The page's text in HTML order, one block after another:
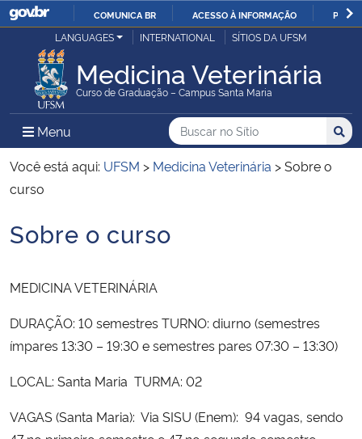
IR
O
COMUNICA BR ACESSO À INFORMAÇÃO
Ministério da Justiça e Segurança Pública
Ministério da Defesa
Ministério das Relações Exteriores
Ministério da Infraestrutura
Ministério da Agricultura, Pecuária e Abastecimento
Ministério da Educação
Ministério da Cidadania
Ministério da Saúde
LANGUAGES INTERNATIONAL SÍTIOS DA UFSM
Medicina Veterinária
Curso de Graduação – Campus Santa Maria
Menu Menu Principal do Sítio
Busca
Buscar no no Sítio
Busca:
Você está aqui: UFSM > Medicina Veterinária >Sobre o
curso
Início do conteúdo
Sobre o curso
MEDICINA VETERINÁRIA
DURAÇÃO: 10 semestres TURNO: diurno (semestres
ímpares 13:30 – 19:30 e semestres pares 07:30 – 13:30)
LOCAL: Santa Maria TURMA: 02
VAGAS (Santa Maria): Via SISU (Enem): 94 vagas, sendo